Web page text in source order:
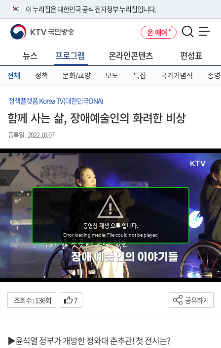
이 누리집은 대한민국 공식 전자정부 누리집입니다.
공식 누리집 주소 확인하기
니다.
이밖에 or.kr 또는 .kr등 다른 도메인 주소를 사용하고 있다면 아래 URL에
서 도메인 주소를 확인해 보세요
KTV 국민방송 온 에어
뉴스 프로그램 온라인콘텐츠 편성표
전체 정책 문화/교양 보도 특집 국가기념식 종영
정책플랫폼 Korea TV(대한민국DNA)
함께 사는 삶, 장애예술인의 화려한 비상
등록일 : 2022.10.07
조회수 : 136회 7 공유하기
▶윤석열 정부가 개방한 청와대 춘추관! 첫 전시는?